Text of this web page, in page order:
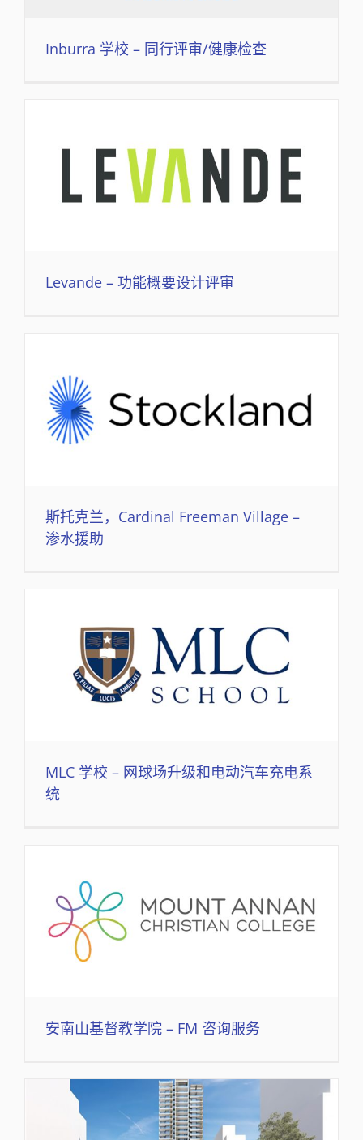
Inburra 学校 – 同行评审/健康检查
Levande – 功能概要设计评审
斯托克兰，Cardinal Freeman Village –
渗水援助
MLC 学校 – 网球场升级和电动汽车充电系
统
安南山基督教学院 – FM 咨询服务